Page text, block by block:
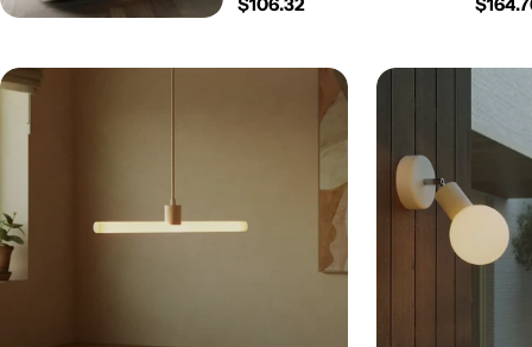
Donut 5.5W 450Lm E26 120V
Regular
$106.32
5.5W